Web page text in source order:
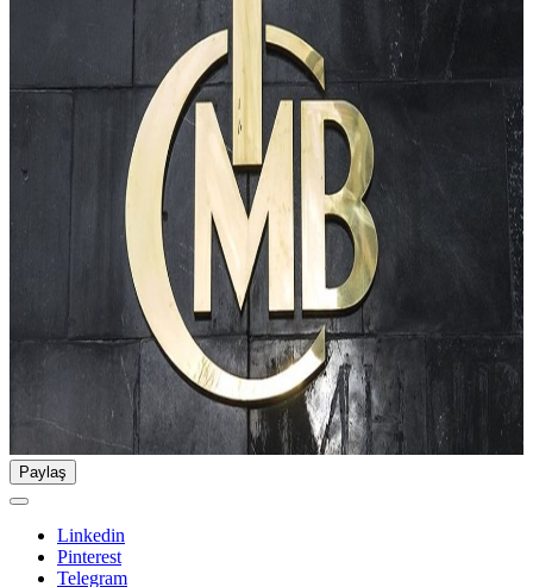
Paylaş
Linkedin
Pinterest
Telegram